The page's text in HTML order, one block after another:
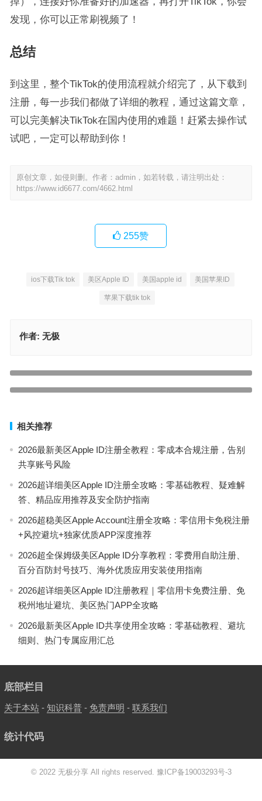
发现，你可以正常刷视频了！
总结
到这里，整个TikTok的使用流程就介绍完了，从下载到
注册，每一步我们都做了详细的教程，通过这篇文章，
可以完美解决TikTok在国内使用的难题！赶紧去操作试
试吧，一定可以帮助到你！
原创文章，如侵则删。作者：admin，如若转载，请注明出处：
https://www.id6677.com/4662.html
255赞
ios下载Tik tok 美区Apple ID 美国apple id 美国苹果ID
苹果下载tik tok
作者: 无极
相关推荐
2026最新美区Apple ID注册全教程：零成本合规注册，告别
共享账号风险
2026超详细美区Apple ID注册全攻略：零基础教程、疑难解
答、精品应用推荐及安全防护指南
2026超稳美区Apple Account注册全攻略：零信用卡免税注册
+风控避坑+独家优质APP深度推荐
2026超全保姆级美区Apple ID分享教程：零费用自助注册、
百分百防封号技巧、海外优质应用安装使用指南
2026超详细美区Apple ID注册教程｜零信用卡免费注册、免
税州地址避坑、美区热门APP全攻略
2026最新美区Apple ID共享使用全攻略：零基础教程、避坑
细则、热门专属应用汇总
底部栏目
关于本站- 知识科普- 免责声明 - 联系我们
统计代码
© 2022 无极分享 All rights reserved. 豫ICP备19003293号-3